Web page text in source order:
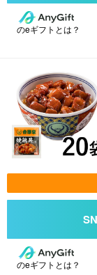
のeギフトとは？
のeギフトとは？